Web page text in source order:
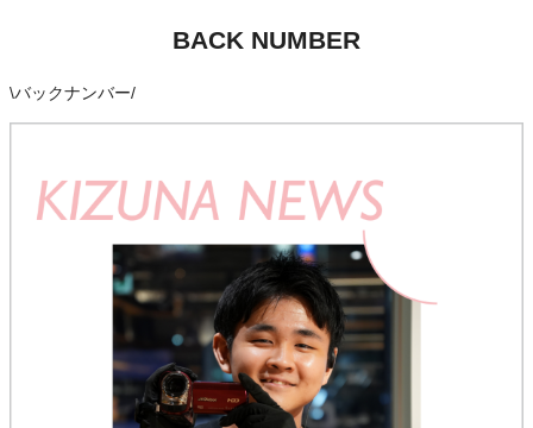
BACK NUMBER
\バックナンバー/